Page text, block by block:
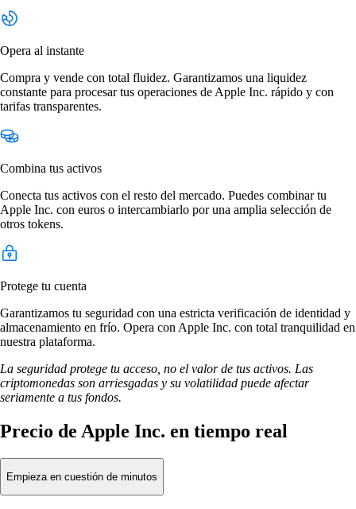
Opera al instante
Compra y vende con total fluidez. Garantizamos una liquidez
constante para procesar tus operaciones de Apple Inc. rápido y con
tarifas transparentes.
Combina tus activos
Conecta tus activos con el resto del mercado. Puedes combinar tu
Apple Inc. con euros o intercambiarlo por una amplia selección de
otros tokens.
Protege tu cuenta
Garantizamos tu seguridad con una estricta verificación de identidad y
almacenamiento en frío. Opera con Apple Inc. con total tranquilidad en
nuestra plataforma.
La seguridad protege tu acceso, no el valor de tus activos. Las
criptomonedas son arriesgadas y su volatilidad puede afectar
seriamente a tus fondos.
Precio de Apple Inc. en tiempo real
Empieza en cuestión de minutos